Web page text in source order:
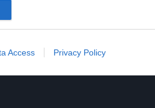
Access Privacy Policy